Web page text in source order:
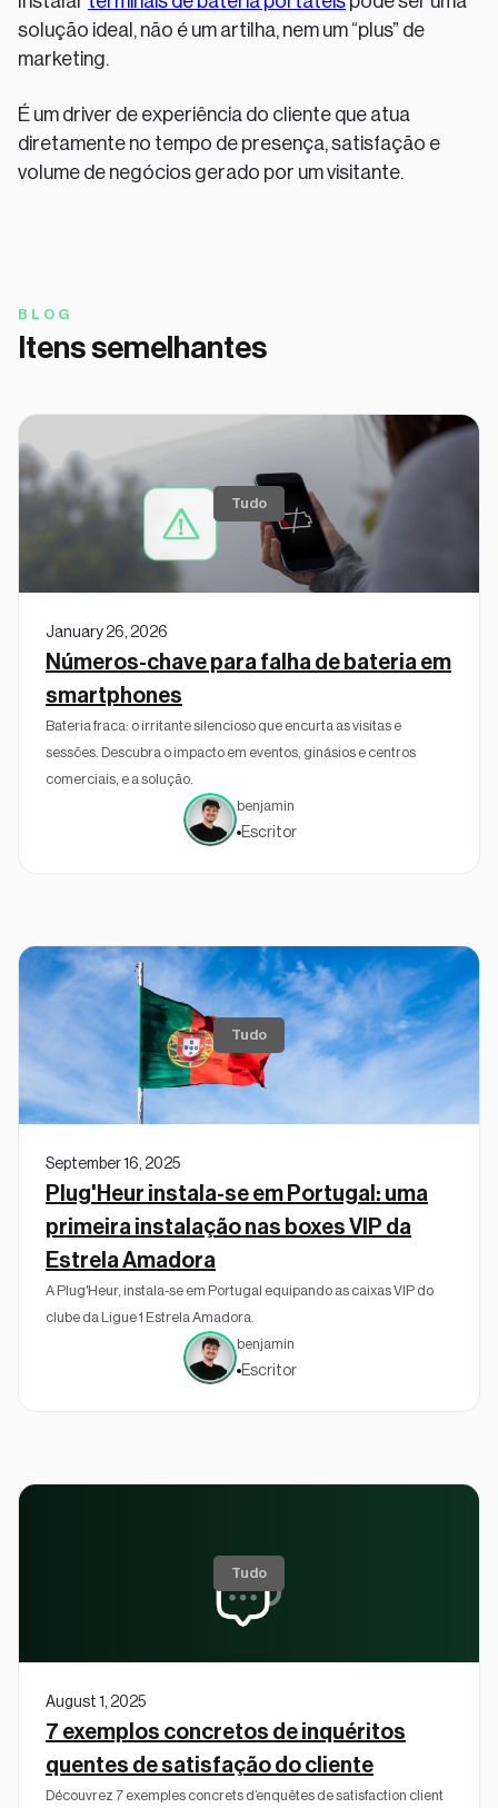
solução ideal, não é um artilha, nem um “plus” de
marketing.
É um driver de experiência do cliente que atua
diretamente no tempo de presença, satisfação e
volume de negócios gerado por um visitante.
BLOG
Itens semelhantes
Tudo
January 26, 2026
Números-chave para falha de bateria em
smartphones
Bateria fraca: o irritante silencioso que encurta as visitas e
sessões. Descubra o impacto em eventos, ginásios e centros
comerciais, e a solução.
benjamin
Escritor
Tudo
September 16, 2025
Plug'Heur instala-se em Portugal: uma
primeira instalação nas boxes VIP da
Estrela Amadora
A Plug'Heur, instala-se em Portugal equipando as caixas VIP do
clube da Ligue 1 Estrela Amadora.
benjamin
Escritor
Tudo
August 1, 2025
7 exemplos concretos de inquéritos
quentes de satisfação do cliente
Découvrez 7 exemples concrets d’enquêtes de satisfaction client